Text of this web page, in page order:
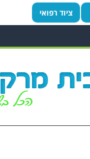
ציוד רפואי